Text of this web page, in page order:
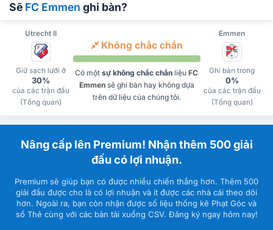
Sẽ FC Emmen ghi bàn?
Utrecht II Emmen
Giữ sạch lưới ở
30%
của các trận đấu
(Tổng quan)
Không chắc chắn
Có một sự không chắc chắn liệu FC
Emmensẽ ghi bàn hay không dựa
trên dữ liệu của chúng tôi.
Ghi bàn trong
0%
của các trận đấu
(Tổng quan)
Nâng cấp lên Premium! Nhận thêm 500 giải
đấu có lợi nhuận.
Premium sẽ giúp bạn có được nhiều chiến thắng hơn. Thêm 500
giải đấu được cho là có lợi nhuận và ít được các nhà cái theo dõi
hơn. Ngoài ra, bạn còn nhận được số liệu thống kê Phạt Góc và
số Thẻ cùng với các bản tải xuống CSV. Đăng ký ngay hôm nay!